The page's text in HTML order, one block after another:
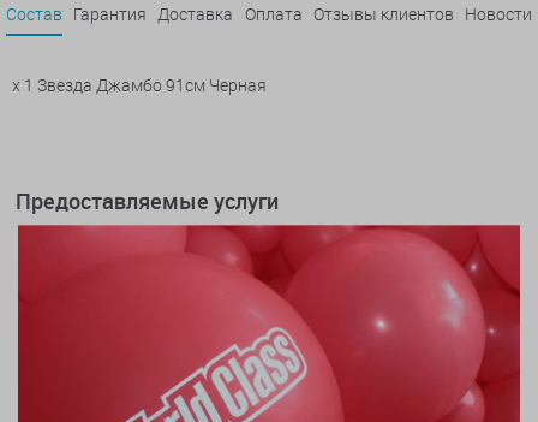
Состав Гарантия Доставка Оплата Отзывы клиентов Новости
x 1 Звезда Джамбо 91см Черная
Предоставляемые услуги